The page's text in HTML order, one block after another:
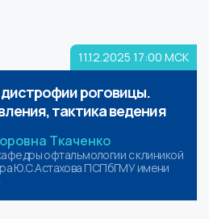
11.12.2025 17:00 МСК
роговицы.
тактика ведения
Ткаченко
офтальмологии с клиникой
Ю.С.Астахова ПСПбГМУ имени